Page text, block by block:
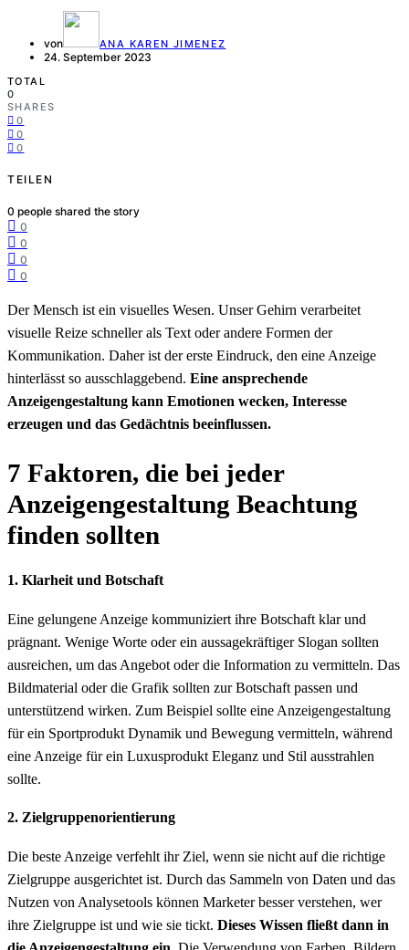
von ANA KAREN JIMENEZ
24. September 2023
TOTAL
0
SHARES
0
0
0
TEILEN
0 people shared the story
0
0
0
0
Der Mensch ist ein visuelles Wesen. Unser Gehirn verarbeitet
visuelle Reize schneller als Text oder andere Formen der
Kommunikation. Daher ist der erste Eindruck, den eine Anzeige
hinterlässt so ausschlaggebend. Eine ansprechende
Anzeigengestaltung kann Emotionen wecken, Interesse
erzeugen und das Gedächtnis beeinflussen.
7 Faktoren, die bei jeder
Anzeigengestaltung Beachtung
finden sollten
1. Klarheit und Botschaft
Eine gelungene Anzeige kommuniziert ihre Botschaft klar und
prägnant. Wenige Worte oder ein aussagekräftiger Slogan sollten
ausreichen, um das Angebot oder die Information zu vermitteln. Das
Bildmaterial oder die Grafik sollten zur Botschaft passen und
unterstützend wirken. Zum Beispiel sollte eine Anzeigengestaltung
für ein Sportprodukt Dynamik und Bewegung vermitteln, während
eine Anzeige für ein Luxusprodukt Eleganz und Stil ausstrahlen
sollte.
2. Zielgruppenorientierung
Die beste Anzeige verfehlt ihr Ziel, wenn sie nicht auf die richtige
Zielgruppe ausgerichtet ist. Durch das Sammeln von Daten und das
Nutzen von Analysetools können Marketer besser verstehen, wer
ihre Zielgruppe ist und wie sie tickt. Dieses Wissen fließt dann in